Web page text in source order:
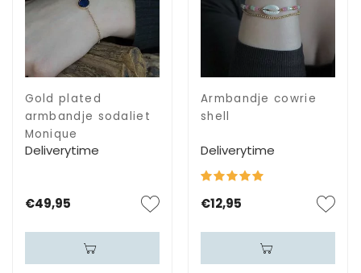
Gold plated
armbandje sodaliet
Monique
Deliverytime
€49,95
Armbandje cowrie
shell
Deliverytime
€12,95